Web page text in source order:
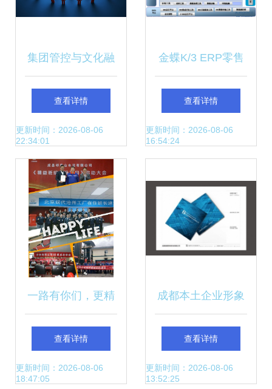
集团管控与文化融
合 构建和谐共生的
企业生态
查看详情
更新时间：2026-08-06
22:34:01
金蝶K/3 ERP零售
解决方案 赋能零售
企业精细化管理升
查看详情
更新时间：2026-08-06
16:54:24
一路有你们，更精
彩！——企业形象
策划的力量
查看详情
更新时间：2026-08-06
18:47:05
成都本土企业形象
设计 思美管理咨询
助力品牌以VI与画
查看详情
更新时间：2026-08-06
13:52:25